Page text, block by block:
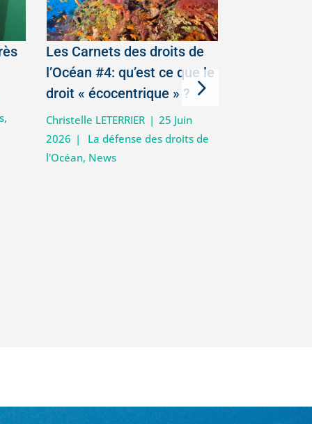
,
Les Carnets des droits de
l’Océan #4: qu’est ce que le
droit « écocentrique » ?
Christelle LETERRIER | 25 Juin
2026 |
La défense des droits de
l'Océan, News